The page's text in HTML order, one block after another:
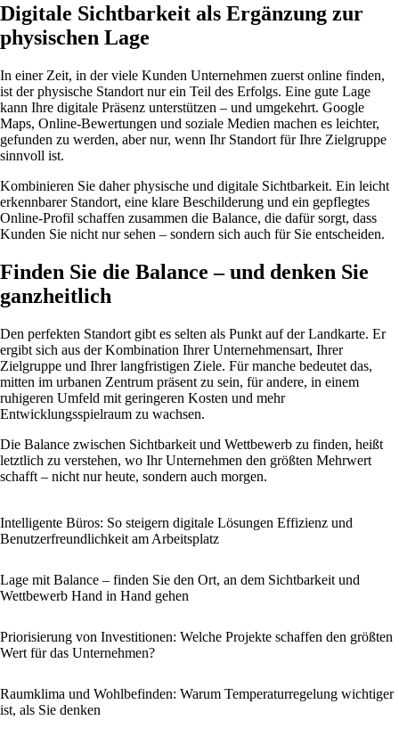
Digitale Sichtbarkeit als Ergänzung zur
physischen Lage
In einer Zeit, in der viele Kunden Unternehmen zuerst online finden,
ist der physische Standort nur ein Teil des Erfolgs. Eine gute Lage
kann Ihre digitale Präsenz unterstützen – und umgekehrt. Google
Maps, Online-Bewertungen und soziale Medien machen es leichter,
gefunden zu werden, aber nur, wenn Ihr Standort für Ihre Zielgruppe
sinnvoll ist.
Kombinieren Sie daher physische und digitale Sichtbarkeit. Ein leicht
erkennbarer Standort, eine klare Beschilderung und ein gepflegtes
Online-Profil schaffen zusammen die Balance, die dafür sorgt, dass
Kunden Sie nicht nur sehen – sondern sich auch für Sie entscheiden.
Finden Sie die Balance – und denken Sie
ganzheitlich
Den perfekten Standort gibt es selten als Punkt auf der Landkarte. Er
ergibt sich aus der Kombination Ihrer Unternehmensart, Ihrer
Zielgruppe und Ihrer langfristigen Ziele. Für manche bedeutet das,
mitten im urbanen Zentrum präsent zu sein, für andere, in einem
ruhigeren Umfeld mit geringeren Kosten und mehr
Entwicklungsspielraum zu wachsen.
Die Balance zwischen Sichtbarkeit und Wettbewerb zu finden, heißt
letztlich zu verstehen, wo Ihr Unternehmen den größten Mehrwert
schafft – nicht nur heute, sondern auch morgen.
Intelligente Büros: So steigern digitale Lösungen Effizienz und
Benutzerfreundlichkeit am Arbeitsplatz
Lage mit Balance – finden Sie den Ort, an dem Sichtbarkeit und
Wettbewerb Hand in Hand gehen
Priorisierung von Investitionen: Welche Projekte schaffen den größten
Wert für das Unternehmen?
Raumklima und Wohlbefinden: Warum Temperaturregelung wichtiger
ist, als Sie denken